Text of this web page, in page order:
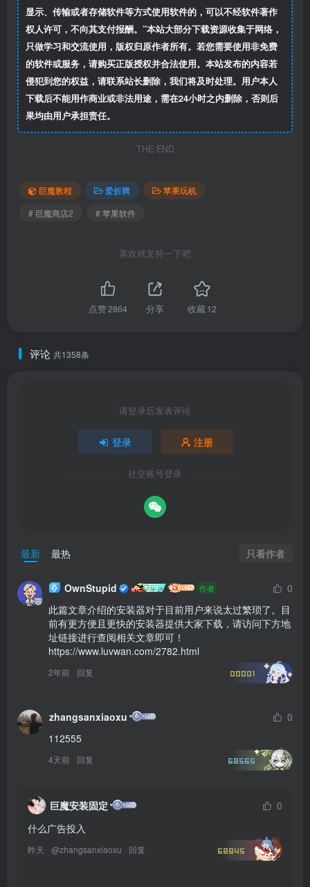
显示、传输或者存储软件等方式使用软件的，可以不经软件著作
权人许可，不向其支付报酬。”本站大部分下载资源收集于网络，
只做学习和交流使用，版权归原作者所有。若您需要使用非免费
的软件或服务，请购买正版授权并合法使用。本站发布的内容若
侵犯到您的权益，请联系站长删除，我们将及时处理。用户本人
下载后不能用作商业或非法用途，需在24小时之内删除，否则后
果均由用户承担责任。
THE END
巨魔教程 爱折腾
苹果玩机
# 巨魔商店2
# 苹果软件
喜欢就支持一下吧
点赞2864 分享 收藏12
评论 共1358条
请登录后发表评论
登录 注册
社交账号登录
最新 最热 只看作者
OwnStupid 作者
0
此篇文章介绍的安装器对于目前用户来说太过繁琐了。目
前有更方便且更快的安装器提供大家下载，请访问下方地
址链接进行查阅相关文章即可！
https://www.luvwan.com/2782.html
2年前 回复 00001
zhangsanxiaoxu
0
112555
4天前 回复 68565
巨魔安装固定
0
什么广告投入
昨天 @zhangsanxiaoxu 回复 68845